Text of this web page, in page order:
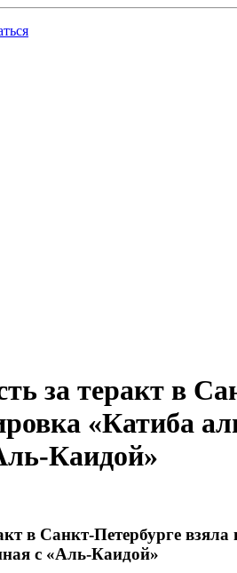
за теракт в
«Катиба
Каидой»
в Санкт-Петербурге
с «Аль-Каидой»